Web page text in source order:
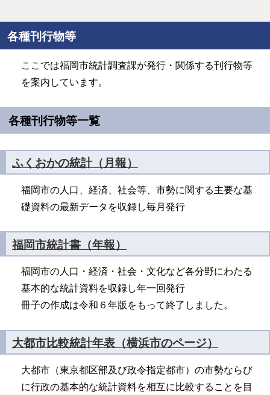
各種刊行物等
ここでは福岡市統計調査課が発行・関係する刊行物等
を案内しています。
各種刊行物等一覧
ふくおかの統計（月報）
福岡市の人口、経済、社会等、市勢に関する主要な基
礎資料の最新データを収録し毎月発行
福岡市統計書（年報）
福岡市の人口・経済・社会・文化など各分野にわたる
基本的な統計資料を収録し年一回発行
冊子の作成は令和６年版をもって終了しました。
大都市比較統計年表（横浜市のページ）
大都市（東京都区部及び政令指定都市）の市勢ならび
に行政の基本的な統計資料を相互に比較することを目